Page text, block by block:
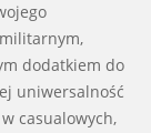
dodatkiem do
uniwersalność
casualowych,